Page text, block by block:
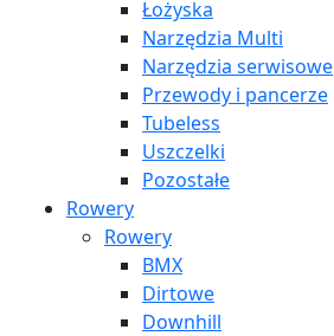
Łożyska
Narzędzia Multi
Narzędzia serwisowe
Przewody i pancerze
Tubeless
Uszczelki
Pozostałe
Rowery
Rowery
BMX
Dirtowe
Downhill